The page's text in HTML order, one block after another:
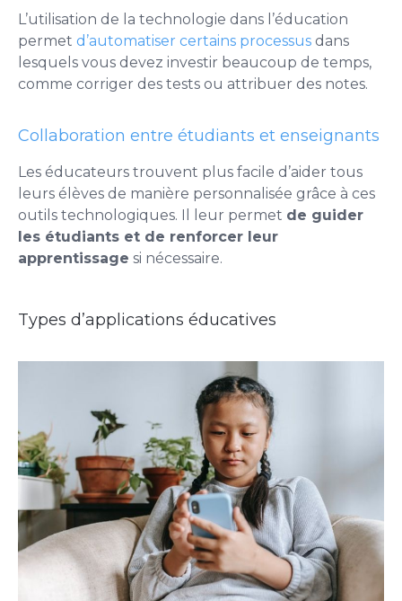
L’utilisation de la technologie dans l’éducation
permet d’automatiser certains processus dans
lesquels vous devez investir beaucoup de temps,
comme corriger des tests ou attribuer des notes.
Collaboration entre étudiants et enseignants
Les éducateurs trouvent plus facile d’aider tous
leurs élèves de manière personnalisée grâce à ces
outils technologiques. Il leur permet de guider
les étudiants et de renforcer leur
apprentissage si nécessaire.
Types d’applications éducatives